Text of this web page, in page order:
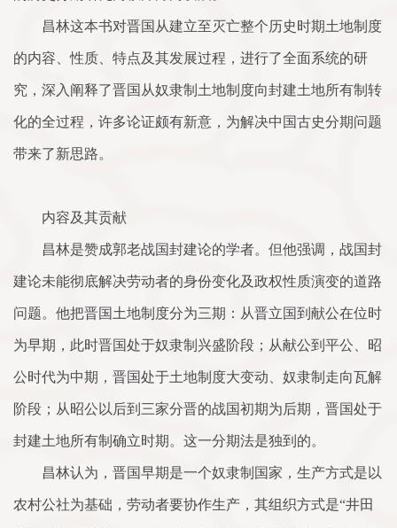
昌林这本书对晋国从建立至灭亡整个历史时期土地制度
的内容、性质、特点及其发展过程，进行了全面系统的研
究，深入阐释了晋国从奴隶制土地制度向封建土地所有制转
化的全过程，许多论证颇有新意，为解决中国古史分期问题
带来了新思路。
内容及其贡献
昌林是赞成郭老战国封建论的学者。但他强调，战国封
建论未能彻底解决劳动者的身份变化及政权性质演变的道路
问题。他把晋国土地制度分为三期：从晋立国到献公在位时
为早期，此时晋国处于奴隶制兴盛阶段；从献公到平公、昭
公时代为中期，晋国处于土地制度大变动、奴隶制走向瓦解
阶段；从昭公以后到三家分晋的战国初期为后期，晋国处于
封建土地所有制确立时期。这一分期法是独到的。
昌林认为，晋国早期是一个奴隶制国家，生产方式是以
农村公社为基础，劳动者要协作生产，其组织方式是“井田